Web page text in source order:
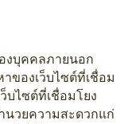
งบุคคลภายนอก
ของเว็บไซต์ที่เชื่อม
บไซต์ที่เชื่อมโยง
นวยความสะดวกแก่